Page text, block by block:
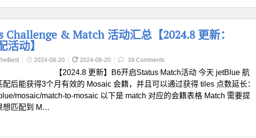
Challenge & Match 活动汇总【2024.8 更新：
动】
2024-08-20 2024-08-20 39 Comments
【2024.8 更新】B6开启Status Match活动 今天 jetBlue 航
后能获得3个月有效的 Mosaic 会籍，并且可以通过获得 tiles 点数延长：
mosaic/match-to-mosaic 以下是 match 对应的会籍表格 Match 需要提
想匹配到 M…